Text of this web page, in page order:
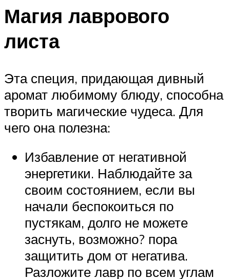
Магия лаврового
листа
Эта специя, придающая дивный
аромат любимому блюду, способна
творить магические чудеса. Для
чего она полезна:
Избавление от негативной
энергетики. Наблюдайте за
своим состоянием, если вы
начали беспокоиться по
пустякам, долго не можете
заснуть, возможно? пора
защитить дом от негатива.
Разложите лавр по всем углам